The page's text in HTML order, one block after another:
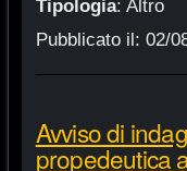
Tipologia: Altro
Pubblicato il: 02/
Avviso di
propedeutica